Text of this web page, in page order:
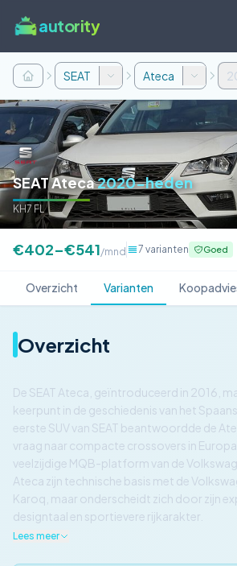
autority
SEAT Ateca
SEAT Ateca2020-heden
KH7 FL
€402–€541/mnd 7 varianten Goed
Overzicht Varianten
Overzicht
De SEAT Ateca, geïntroduceerd in 2016,
keerpunt in de geschiedenis van het
eerste SUV van SEAT beantwoordde de
vraag naar compacte crossovers in
veelzijdige MQB-platform van de
Ateca zijn technische basis met de
Karoq, maar onderscheidt zich door zijn
designtaal en sportievere rijkarakter.
Lees meer